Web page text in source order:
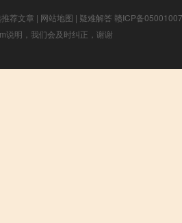
荐文章 | 网站地图 | 疑难解答 赣ICP备
说明，我们会及时纠正，谢谢